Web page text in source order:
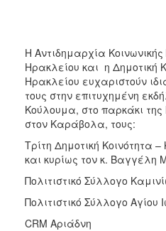
ΤΟΠΟΣ
ΠΟΛΙΤΙΣΜΟΣ
ΑΝΘΕΚΤΙΚΗ
ΠΟΛΗ
Η Αντιδημαρχία
Ηρακλείου και η Δημοτική
Ηρακλείου ευχαριστούν
τους στην επιτυχημένη
Κούλουμα, στο παρκάκι
στον Καράβολα, τους:
Τρίτη Δημοτική Κοινότητα
και κυρίως τον κ. Βαγγέλη
Πολιτιστικό Σύλλογο
Πολιτιστικό Σύλλογο Αγίου
CRM Αριάδνη